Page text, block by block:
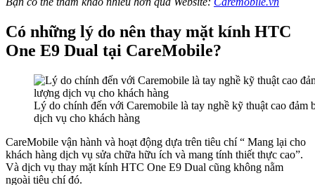
Có những lý do nên thay mặt kính HTC
One E9 Dual tại CareMobile?
Lý do chính đến với Caremobile là tay nghề kỹ thuật cao đảm
dịch vụ cho khách hàng
CareMobile vận hành và hoạt động dựa trên tiêu chí “ Mang lại cho
khách hàng dịch vụ sửa chữa hữu ích và mang tính thiết thực cao”.
Và dịch vụ thay mặt kính HTC One E9 Dual cũng không nằm
ngoài tiêu chí đó.